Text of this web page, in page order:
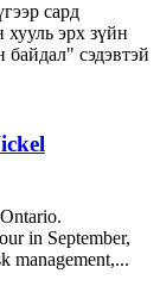
сард
эрх зүйн
сэдэвтэй
in September,
management,...